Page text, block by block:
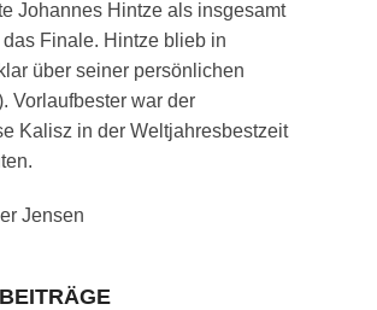
Johannes Hintze als insgesamt
Finale. Hintze blieb in
über seiner persönlichen
Vorlaufbester war der
Kalisz in der Weltjahresbestzeit
Jensen